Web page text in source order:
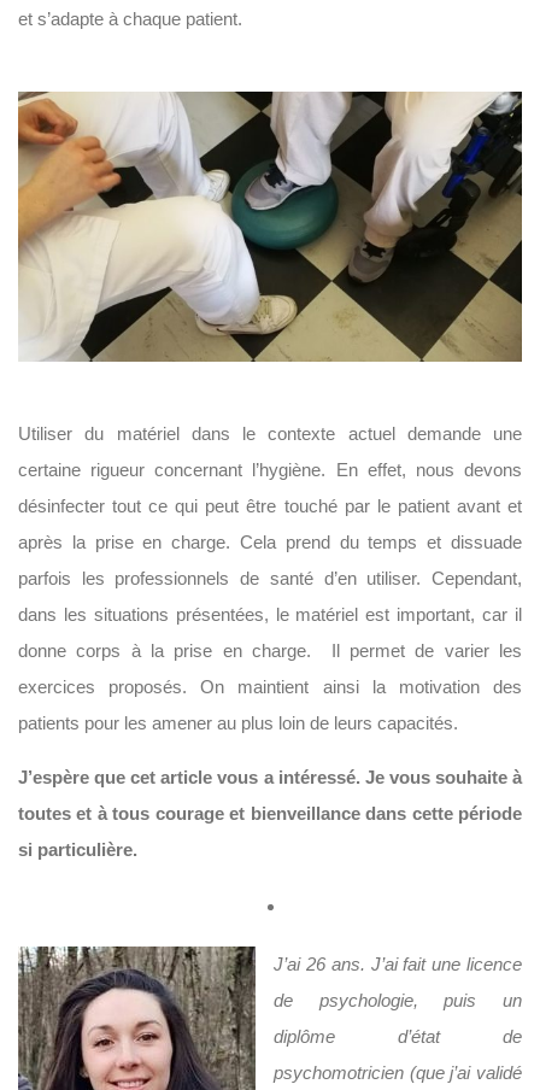
et s’adapte à chaque patient.
Utiliser du matériel dans le contexte actuel demande une
certaine rigueur concernant l’hygiène. En effet, nous devons
désinfecter tout ce qui peut être touché par le patient avant et
après la prise en charge. Cela prend du temps et dissuade
parfois les professionnels de santé d’en utiliser. Cependant,
dans les situations présentées, le matériel est important, car il
donne corps à la prise en charge. Il permet de varier les
exercices proposés. On maintient ainsi la motivation des
patients pour les amener au plus loin de leurs capacités.
J’espère que cet article vous a intéressé. Je vous souhaite à
toutes et à tous courage et bienveillance dans cette période
si particulière.
J’ai 26 ans. J’ai fait une licence
de psychologie, puis un
diplôme d’état de
psychomotricien (que j’ai validé